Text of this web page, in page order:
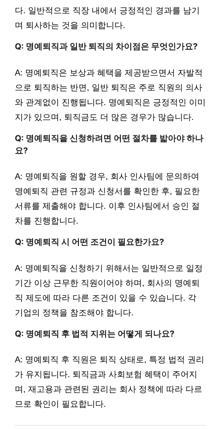
다. 일반적으로 직장 내에서 긍정적인 경과를 남기
며 퇴사하는 것을 의미합니다.
Q: 명예퇴직과 일반 퇴직의 차이점은 무엇인가요?
A: 명예퇴직은 보상과 혜택을 제공받으면서 자발적
으로 퇴직하는 반면, 일반 퇴직은 주로 직원의 의사
와 관계없이 진행됩니다. 명예퇴직은 긍정적인 이미
지가 있으며, 퇴직금도 더 많은 경우가 많습니다.
Q: 명예퇴직을 신청하려면 어떤 절차를 밟아야 하나
요?
A: 명예퇴직을 원할 경우, 회사 인사팀에 문의하여
명예퇴직 관련 규정과 신청서를 확인한 후, 필요한
서류를 제출해야 합니다. 이후 인사팀에서 승인 절
차를 진행합니다.
Q: 명예퇴직 시 어떤 조건이 필요한가요?
A: 명예퇴직을 신청하기 위해서는 일반적으로 일정
기간 이상 근무한 직원이어야 하며, 회사의 명예퇴
직 제도에 따라 다른 조건이 있을 수 있습니다. 각
기업의 정책을 참조해야 합니다.
Q: 명예퇴직 후 법적 지위는 어떻게 되나요?
A: 명예퇴직 후 직원은 퇴직 상태로, 특정 법적 권리
가 유지됩니다. 퇴직금과 사회보험 혜택이 주어지
며, 재고용과 관련된 권리는 회사 정책에 따라 다르
므로 확인이 필요합니다.